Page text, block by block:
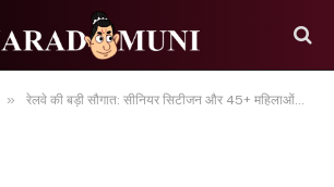
» रेलवे की बड़ी सौगात: सीनियर सिटीजन और 45+ महिलाओं को ऑटोमैटिक मिलेगी लोअर बर्थ, रेल मंत्री ने की घोषणा